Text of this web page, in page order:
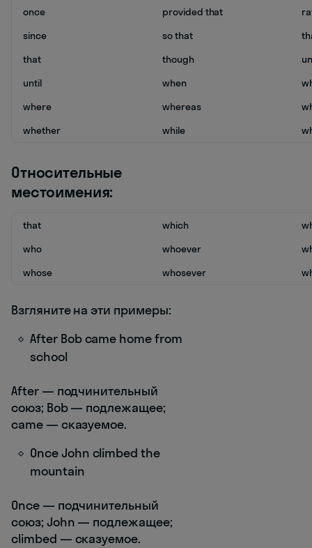
once
provided that
since
so that
that
though
until
when
where
whereas
whether
while
Относительные
местоимения:
that which
who
whoever
whose
whosever
Взгляните на эти примеры:
After Bob came home from
school
After — подчинительный
союз; Bob — подлежащее;
came — сказуемое.
Once John climbed the
mountain
Once — подчинительный
союз; John — подлежащее;
climbed — сказуемое.